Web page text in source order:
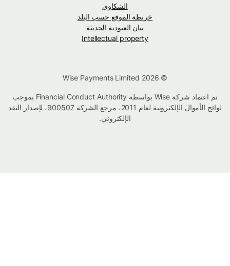
الشكاوى
خريطة الموقع حسب البلد
بيان العبودية الحديثة
Intellectual property
تم اعتماد شركة Wise بواسطة Financial Conduct Authority بموجب
لوائح الأموال الإلكترونية لعام 2011، مرجع الشركة
900507، لإصدار النقد
الإلكتروني.